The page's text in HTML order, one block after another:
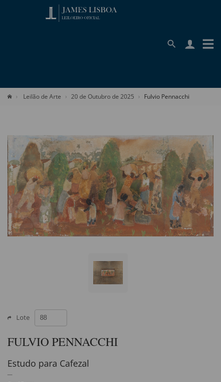
Leilão de Arte 20 de Outubro de 2025 Fulvio Pennacchi
Lote
FULVIO PENNACCHI
Estudo para Cafezal